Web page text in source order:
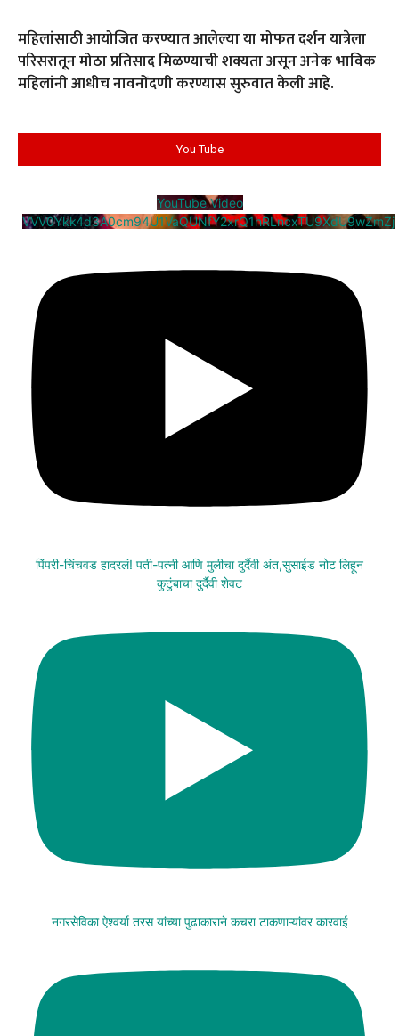
महिलांसाठी आयोजित करण्यात आलेल्या या मोफत दर्शन यात्रेला
परिसरातून मोठा प्रतिसाद मिळण्याची शक्यता असून अनेक भाविक
महिलांनी आधीच नावनोंदणी करण्यास सुरुवात केली आहे.
You Tube
YouTube Video
VVV0Ykk4d3A0cm94U1VaQUNfY2xrQ1hRLncxTU9XdU9wZmZj
पिंपरी-चिंचवड हादरलं! पती-पत्नी आणि मुलीचा दुर्दैवी अंत,सुसाईड नोट लिहून
कुटुंबाचा दुर्दैवी शेवट
नगरसेविका ऐश्वर्या तरस यांच्या पुढाकाराने कचरा टाकणाऱ्यांवर कारवाई